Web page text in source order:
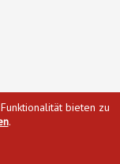
bieten zu
.